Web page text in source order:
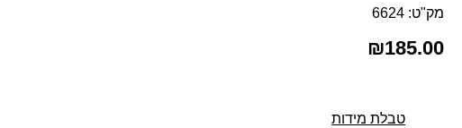
מק"ט: 6624
₪185.00
טבלת מידות